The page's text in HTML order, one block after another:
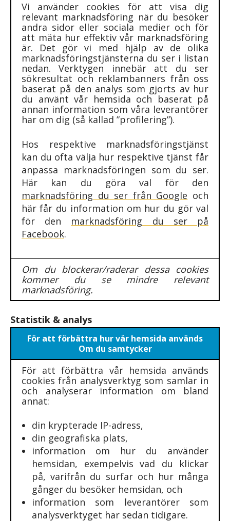
Vi använder cookies för att visa dig
relevant marknadsföring när du besöker
andra sidor eller sociala medier och för
att mäta hur effektiv vår marknadsföring
är. Det gör vi med hjälp av de olika
marknadsföringstjänsterna du ser i listan
nedan. Verktygen innebär att du ser
sökresultat och reklambanners från oss
baserat på den analys som gjorts av hur
du använt vår hemsida och baserat på
annan information som våra leverantörer
har om dig (så kallad ”profilering”).
Hos respektive marknadsföringstjänst
kan du ofta välja hur respektive tjänst får
anpassa marknadsföringen som du ser.
Här kan du göra val för den
marknadsföring du ser från Google och
här får du information om hur du gör val
för den marknadsföring du ser på
Facebook.
Om du blockerar/raderar dessa cookies
kommer du se mindre relevant
marknadsföring.
Statistik & analys
För att förbättra hur vår hemsida används
Om du samtycker
För att förbättra vår hemsida används
cookies från analysverktyg som samlar in
och analyserar information om bland
annat:
din krypterade IP-adress,
din geografiska plats,
information om hur du använder
hemsidan, exempelvis vad du klickar
på, varifrån du surfar och hur många
gånger du besöker hemsidan, och
information som leverantörer som
analysverktyget har sedan tidigare.